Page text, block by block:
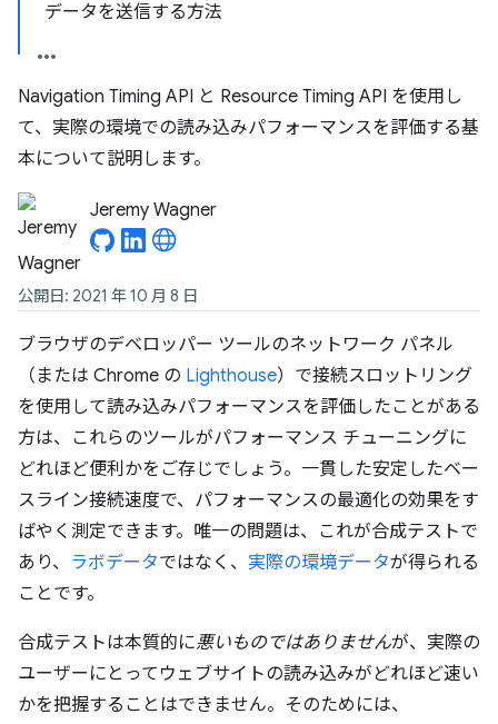
データを送信する方法
Navigation Timing API と Resource Timing API を使用し
て、実際の環境での読み込みパフォーマンスを評価する基
本について説明します。
Jeremy Wagner
公開日: 2021 年 10 月 8 日
ブラウザのデベロッパー ツールのネットワーク パネル
（または Chrome の Lighthouse）で接続スロットリング
を使用して読み込みパフォーマンスを評価したことがある
方は、これらのツールがパフォーマンス チューニングに
どれほど便利かをご存じでしょう。一貫した安定したベー
スライン接続速度で、パフォーマンスの最適化の効果をす
ばやく測定できます。唯一の問題は、これが合成テストで
あり、 ラボデータではなく、 実際の環境データが得られる
ことです。
合成テストは本質的に悪いものではありませんが、実際の
ユーザーにとってウェブサイトの読み込みがどれほど速い
かを把握することはできません。そのためには、